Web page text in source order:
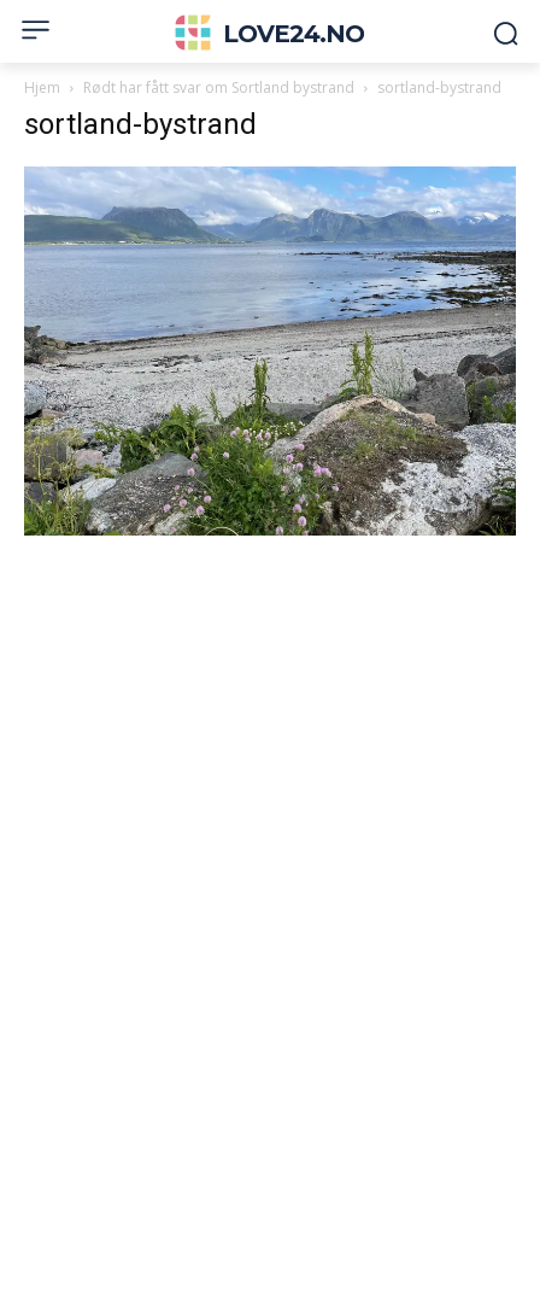
LOVE24.NO
Hjem Rødt har fått svar om Sortland bystrand sortland-bystrand
sortland-bystrand